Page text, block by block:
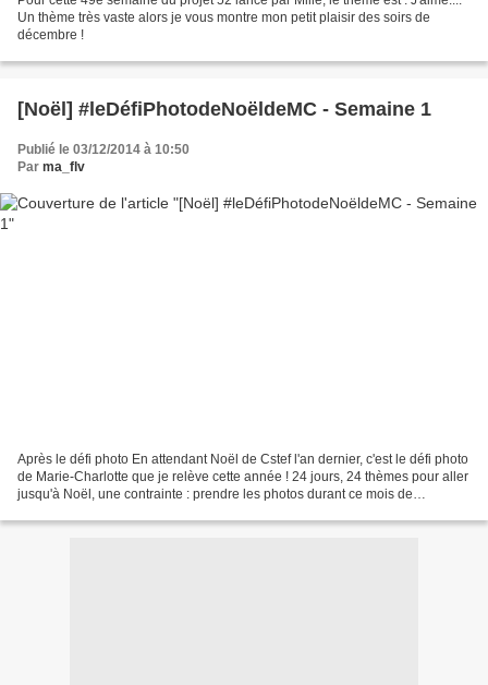
Un thème très vaste alors je vous montre mon petit plaisir des soirs de
décembre !
[Noël] #leDéfiPhotodeNoëldeMC - Semaine 1
Publié le 03/12/2014 à 10:50
Par ma_flv
Après le défi photo En attendant Noël de Cstef l'an dernier, c'est le défi photo
de Marie-Charlotte que je relève cette année ! 24 jours, 24 thèmes pour aller
jusqu'à Noël, une contrainte : prendre les photos durant ce mois de